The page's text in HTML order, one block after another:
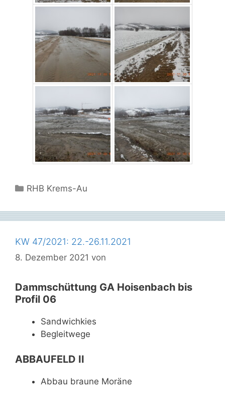
Kategorien
RHB Krems-Au
KW 47/2021: 22.-26.11.2021
8. Dezember 2021 von
Dammschüttung GA Hoisenbach bis
Profil 06
Sandwichkies
Begleitwege
ABBAUFELD II
Abbau braune Moräne